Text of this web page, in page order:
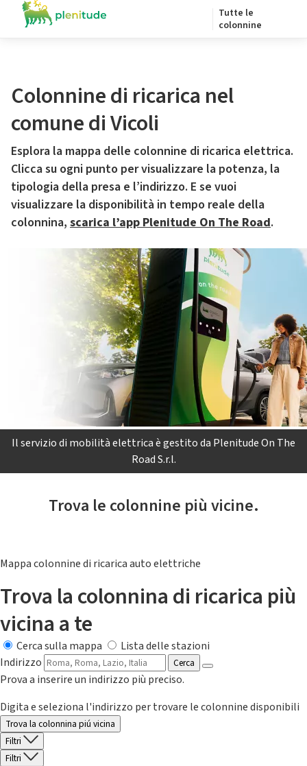
Tutte le
colonnine
Colonnine di ricarica nel
comune di Vicoli
Esplora la mappa delle colonnine di ricarica elettrica.
Clicca su ogni punto per visualizzare la potenza, la
tipologia della presa e l’indirizzo. E se vuoi
visualizzare la disponibilità in tempo reale della
colonnina, scarica l’app Plenitude On The Road.
Il servizio di mobilità elettrica è gestito da Plenitude On The
Road S.r.l.
Trova le colonnine più vicine.
Mappa colonnine di ricarica auto elettriche
Trova la colonnina di ricarica più
vicina a te
Cerca sulla mappa
Lista delle stazioni
Indirizzo
Cerca
Prova a inserire un indirizzo più preciso.
Digita e seleziona l'indirizzo per trovare le colonnine disponibili
Trova la colonnina piú vicina
Filtri
Filtri